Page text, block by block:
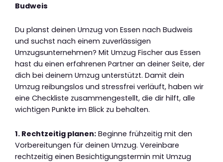
Budweis
Du planst deinen Umzug von Essen nach Budweis
und suchst nach einem zuverlässigen
Umzugsunternehmen? Mit Umzug Fischer aus Essen
hast du einen erfahrenen Partner an deiner Seite, der
dich bei deinem Umzug unterstützt. Damit dein
Umzug reibungslos und stressfrei verläuft, haben wir
eine Checkliste zusammengestellt, die dir hilft, alle
wichtigen Punkte im Blick zu behalten.
1. Rechtzeitig planen: Beginne frühzeitig mit den
Vorbereitungen für deinen Umzug. Vereinbare
rechtzeitig einen Besichtigungstermin mit Umzug